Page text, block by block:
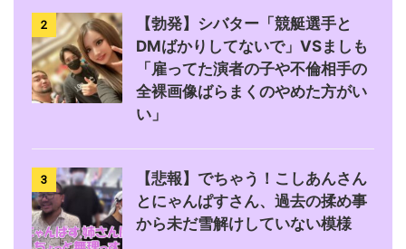
2
【勃発】シバター「競艇選手と
DMばかりしてないで」VSましも
「雇ってた演者の子や不倫相手の
全裸画像ばらまくのやめた方がい
い」
3
【悲報】でちゃう！こしあんさん
とにゃんぱすさん、過去の揉め事
から未だ雪解けしていない模様